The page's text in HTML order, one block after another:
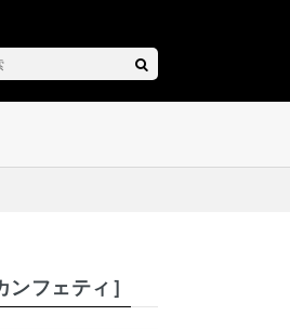
フェティ］